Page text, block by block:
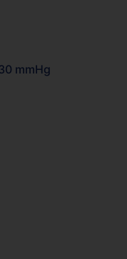
mmHg